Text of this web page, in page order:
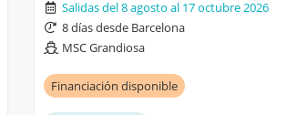
Salidas del 8 agosto al 17 octubre 2026
8 días desde Barcelona
MSC Grandiosa
Financiación disponible